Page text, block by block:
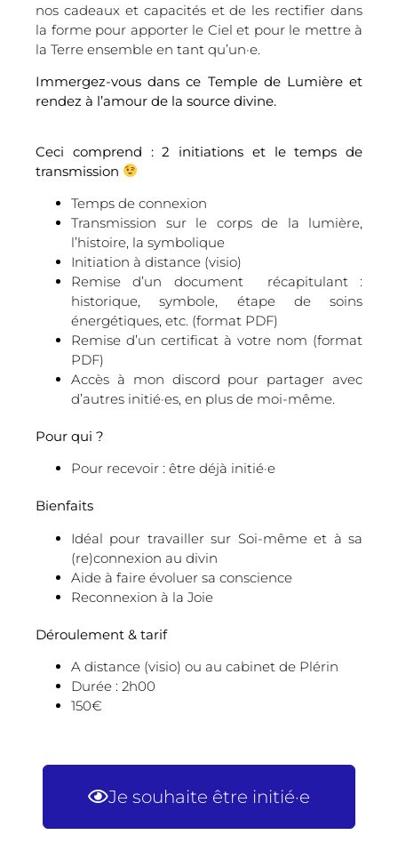
nos cadeaux et capacités et de les rectifier dans
la forme pour apporter le Ciel et pour le mettre à
la Terre ensemble en tant qu’un·e.
Immergez-vous dans ce Temple de Lumière et
rendez à l’amour de la source divine.
Ceci comprend : 2 initiations et le temps de
transmission
Temps de connexion
Transmission sur le corps de la lumière,
l’histoire, la symbolique
Initiation à distance (visio)
Remise d’un document récapitulant :
historique, symbole, étape de soins
énergétiques, etc. (format PDF)
Remise d’un certificat à votre nom (format
PDF)
Accès à mon discord pour partager avec
d’autres initié·es, en plus de moi-même.
Pour qui ?
Pour recevoir : être déjà initié·e
Bienfaits
Idéal pour travailler sur Soi-même et à sa
(re)connexion au divin
Aide à faire évoluer sa conscience
Reconnexion à la Joie
Déroulement & tarif
A distance (visio) ou au cabinet de Plérin
Durée : 2h00
150€
Je souhaite être initié·e